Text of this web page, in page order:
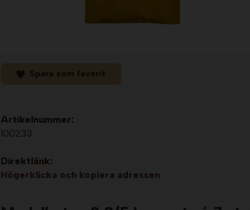
Spara som favorit
Artikelnummer:
100233
Direktlänk:
Högerklicka och kopiera adressen